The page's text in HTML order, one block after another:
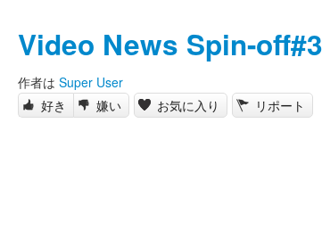
Video News Spin-
作者は Super User
好き
嫌い お気に入り リポート